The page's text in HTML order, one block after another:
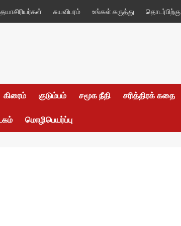
சுயவிபரம் உங்கள் கருத்து தொடர்பிற்கு
கிரைம் குடும்பம் சமூக நீதி சரித்திரக் கதை
மொழிபெயர்ப்பு